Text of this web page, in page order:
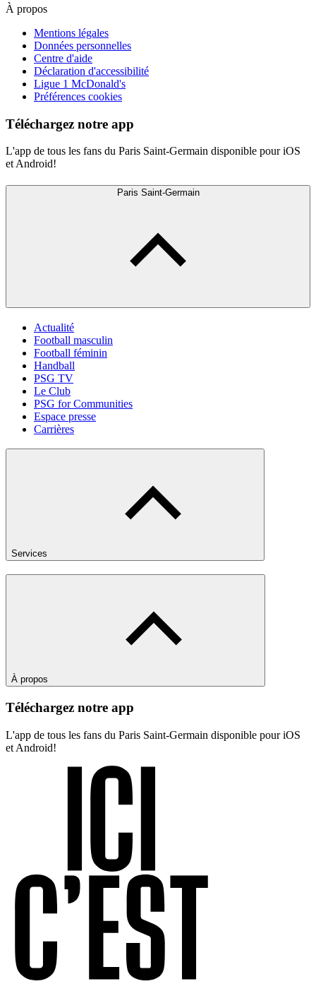
À propos
Mentions légales
Données personnelles
Centre d'aide
Déclaration d'accessibilité
Ligue 1 McDonald's
Préférences cookies
Téléchargez notre app
L'app de tous les fans du Paris Saint-Germain disponible pour iOS
et Android!
Paris Saint-Germain
Actualité
Football masculin
Football féminin
Handball
PSG TV
Le Club
PSG for Communities
Espace presse
Carrières
Services
À propos
Téléchargez notre app
L'app de tous les fans du Paris Saint-Germain disponible pour iOS
et Android!